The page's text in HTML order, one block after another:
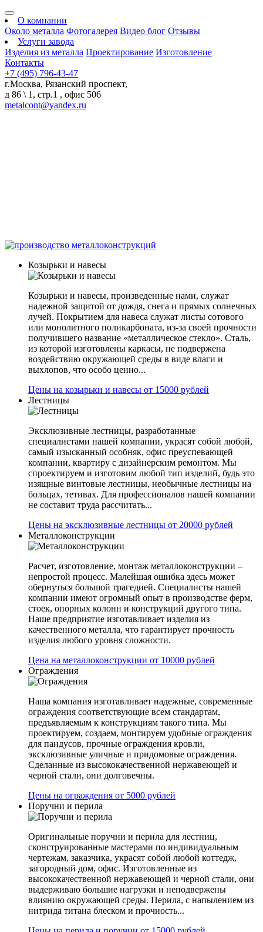
О компании
Около металла Фотогалерея Видео блог Отзывы
Услуги завода
Изделия из металла Проектирование Изготовление
Контакты
+7 (495) 796-43-47
г.Москва, Рязанский проспект,
д 86 \ 1, стр.1 , офис 506
metalcont@yandex.ru
Козырьки и навесы
Козырьки и навесы, произведенные нами, служат
надежной защитой от дождя, снега и прямых солнечных
лучей. Покрытием для навеса служат листы сотового
или монолитного поликарбоната, из-за своей прочности
получившего название «металлическое стекло». Сталь,
из которой изготовлены каркасы, не подвержена
воздействию окружающей среды в виде влаги и
выхлопов, что особо ценно...
Цены на козырьки и навесы от 15000 рублей
Лестницы
Эксклюзивные лестницы, разработанные
специалистами нашей компании, украсят собой любой,
самый изысканный особняк, офис преуспевающей
компании, квартиру с дизайнерским ремонтом. Мы
спроектируем и изготовим любой тип изделий, будь это
изящные винтовые лестницы, необычные лестницы на
больцах, тетивах. Для профессионалов нашей компании
не составит труда рассчитать...
Цены на эксклюзивные лестницы от 20000 рублей
Металлоконструкции
Расчет, изготовление, монтаж металлоконструкции –
непростой процесс. Малейшая ошибка здесь может
обернуться большой трагедией. Специалисты нашей
компании имеют огромный опыт в производстве ферм,
стоек, опорных колонн и конструкций другого типа.
Наше предприятие изготавливает изделия из
качественного металла, что гарантирует прочность
изделия любого уровня сложности.
Цена на металлоконструкции от 10000 рублей
Ограждения
Наша компания изготавливает надежные, современные
ограждения соответствующие всем стандартам,
предъявляемым к конструкциям такого типа. Мы
проектируем, создаем, монтируем удобные ограждения
для пандусов, прочные ограждения кровли,
эксклюзивные уличные и придомовые ограждения.
Сделанные из высококачественной нержавеющей и
черной стали, они долговечны.
Цены на ограждения от 5000 рублей
Поручни и перила
Оригинальные поручни и перила для лестниц,
сконструированные мастерами по индивидуальным
чертежам, заказчика, украсят собой любой коттедж,
загородный дом, офис. Изготовленные из
высококачественной нержавеющей и черной стали, они
выдерживаю большие нагрузки и неподвержены
влиянию окружающей среды. Перила, с напылением из
нитрида титана блеском и прочность...